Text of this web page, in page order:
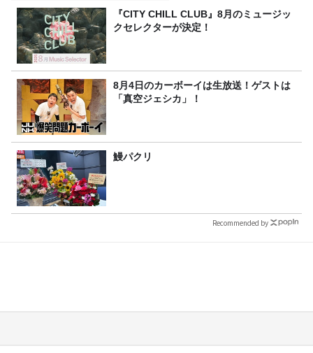
『CITY CHILL CLUB』8月のミュージッ
クセレクターが決定！
8月4日のカーボーイは生放送！ゲストは
「真空ジェシカ」！
鰻パクリ
Recommended by